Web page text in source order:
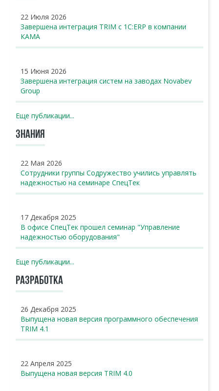
22 Июля 2026
Завершена интеграция TRIM с 1С:ERP в компании
КАМА
15 Июня 2026
Завершена интеграция систем на заводах Novabev
Group
Еще публикации...
ЗНАНИЯ
22 Мая 2026
Сотрудники группы Содружество учились управлять
надежностью на семинаре СпецТек
17 Декабря 2025
В офисе СпецТек прошел семинар "Управление
надежностью оборудования"
Еще публикации...
РАЗРАБОТКА
26 Декабря 2025
Выпущена новая версия программного обеспечения
TRIM 4.1
22 Апреля 2025
Выпущена новая версия TRIM 4.0